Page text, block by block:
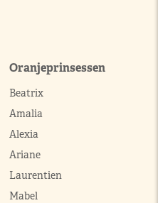
Oranjeprinsessen
Beatrix
Amalia
Alexia
Ariane
Laurentien
Mabel